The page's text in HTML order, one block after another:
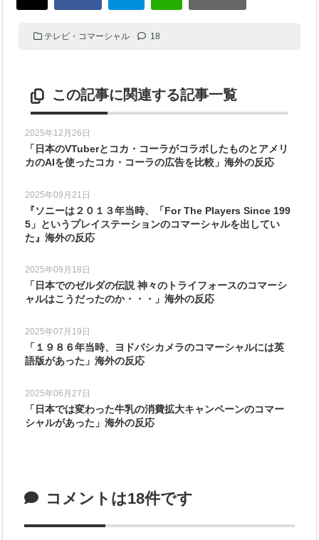
テレビ・コマーシャル 18
この記事に関連する記事一覧
2025年12月26日
「日本のVTuberとコカ・コーラがコラボしたものとアメリ
カのAIを使ったコカ・コーラの広告を比較」海外の反応
2025年09月21日
『ソニーは２０１３年当時、「For The Players Since 199
5」というプレイステーションのコマーシャルを出してい
た』海外の反応
2025年09月18日
「日本でのゼルダの伝説 神々のトライフォースのコマーシ
ャルはこうだったのか・・・」海外の反応
2025年07月19日
「１９８６年当時、ヨドバシカメラのコマーシャルには英
語版があった」海外の反応
2025年06月27日
「日本では変わった牛乳の消費拡大キャンペーンのコマー
シャルがあった」海外の反応
コメントは18件です